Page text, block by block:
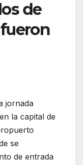
de
jornada
la capital de
se
de entrada